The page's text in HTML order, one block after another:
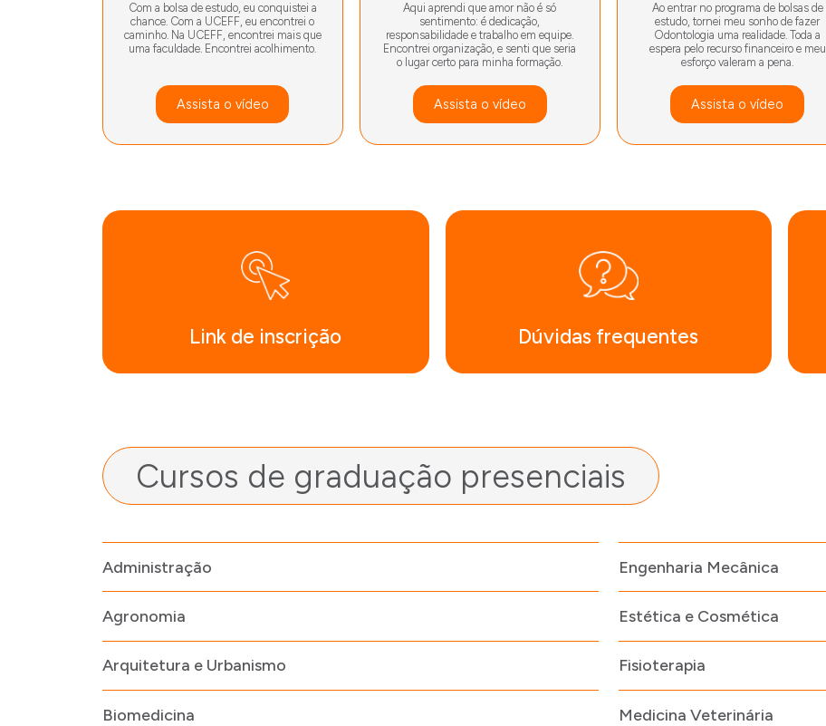
Com a bolsa de estudo, eu conquistei a
chance. Com a UCEFF, eu encontrei o
caminho. Na UCEFF, encontrei mais que
uma faculdade. Encontrei acolhimento.
Assista o vídeo
Aqui aprendi que amor não é só
sentimento: é dedicação,
responsabilidade e trabalho em equipe.
Encontrei organização, e senti que seria
o lugar certo para minha formação.
Assista o vídeo
Ao entrar no programa de bolsas de
estudo, tornei meu sonho de fazer
Odontologia uma realidade. Toda a
espera pelo recurso financeiro e meu
esforço valeram a pena.
Assista o vídeo
Link de inscrição Dúvidas frequentes
Cursos de graduação presenciais
Administração
Agronomia
Arquitetura e Urbanismo
Biomedicina
Engenharia Mecânica
Estética e Cosmética
Fisioterapia
Medicina Veterinária